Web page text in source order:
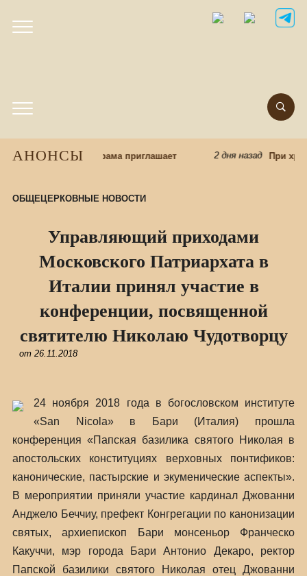
АНОНСЫ
Казанского храма приглашает 2 дня назад При
ОБЩЕЦЕРКОВНЫЕ НОВОСТИ
Управляющий приходами
Московского Патриархата в
Италии принял участие в
конференции, посвященной
святителю Николаю Чудотворцу
от 26.11.2018
24 ноября 2018 года в богословском институте
«San Nicola» в Бари (Италия) прошла
конференция «Папская базилика святого Николая в
апостольских конституциях верховных понтификов:
канонические, пастырские и экуменические аспекты».
В мероприятии приняли участие кардинал Джованни
Анджело Беччиу, префект Конгрегации по канонизации
святых, архиепископ Бари монсеньор Франческо
Какуччи, мэр города Бари Антонио Декаро, ректор
Папской базилики святого Николая отец Джованни